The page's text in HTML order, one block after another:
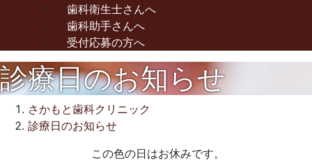
歯科衛生士さんへ
歯科助手さんへ
受付応募の方へ
診療日のお知らせ
さかもと歯科クリニック
診療日のお知らせ
この色の日はお休みです。